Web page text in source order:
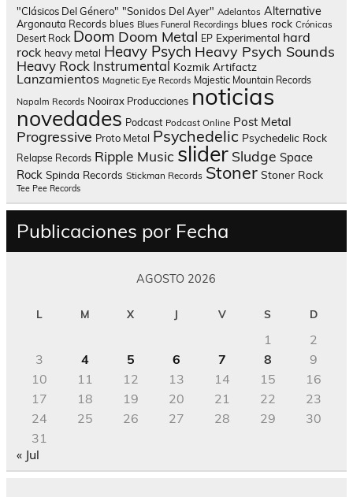
"Clásicos Del Género" "Sonidos Del Ayer" Adelantos Alternative
Argonauta Records blues Blues Funeral Recordings blues rock Crónicas
Desert Rock Doom Doom Metal EP Experimental hard
rock heavy metal Heavy Psych Heavy Psych Sounds
Heavy Rock Instrumental Kozmik Artifactz
Lanzamientos Magnetic Eye Records Majestic Mountain Records
Napalm Records Nooirax Producciones noticias
novedades Podcast Podcast Online Post Metal
Progressive Proto Metal Psychedelic Psychedelic Rock
Relapse Records Ripple Music slider Sludge Space
Rock Spinda Records Stickman Records Stoner Stoner Rock
Tee Pee Records
Publicaciones por Fecha
AGOSTO 2026
L M X J V S D
1
2
3
4 5 6 7 8
9
10
11 12 13 14 15
16
17
18 19 20 21 22
23
24
25 26 27 28 29
30
31
« Jul